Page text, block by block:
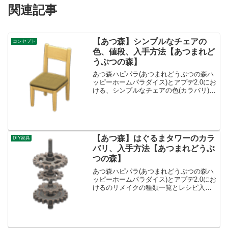
関連記事
コンセプト
【あつ森】シンプルなチェアの
色、値段、入手方法【あつまれど
うぶつの森】
あつ森ハピパラ(あつまれどうぶつの森ハ
ッピーホームパラダイス)とアプデ2.0にお
ける、シンプルなチェアの色(カラバリ)と
DIY家具
【あつ森】はぐるまタワーのカラ
バリ、入手方法【あつまれどうぶ
つの森】
あつ森ハピパラ(あつまれどうぶつの森ハ
ッピーホームパラダイス)とアプデ2.0にお
けるのリメイクの種類一覧とレシピ入手